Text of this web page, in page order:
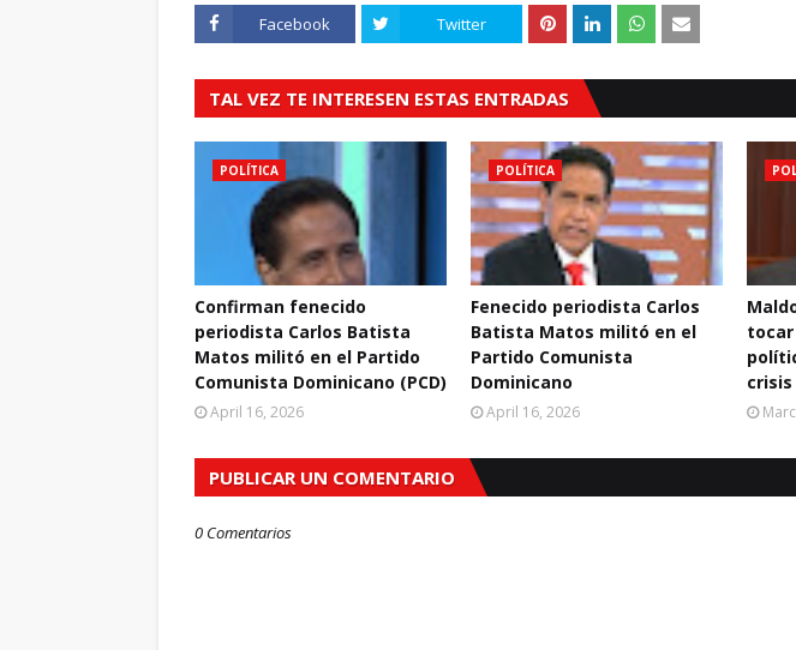
Facebook Twitter
TAL VEZ TE INTERESEN ESTAS ENTRADAS
POLÍTICA
Confirman fenecido
periodista Carlos Batista
Matos militó en el Partido
Comunista Dominicano (PCD)
April 16, 2026
POLÍTICA
Fenecido periodista Carlos
Batista Matos militó en el
Partido Comunista
Dominicano
April 16, 2026
PUBLICAR UN COMENTARIO
0 Comentarios